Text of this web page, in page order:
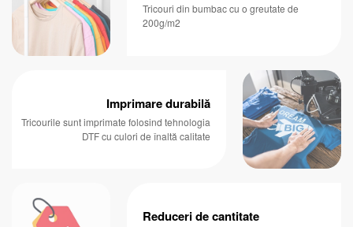
Tricouri din bumbac cu o greutate de
200g/m2
Imprimare durabilă
Tricourile sunt imprimate folosind tehnologia
DTF cu culori de înaltă calitate
Reduceri de cantitate